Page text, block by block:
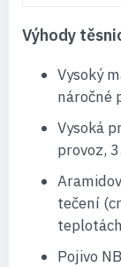
Výhody
Vysoký
náročné
Vysoká
provoz,
tečení
Pojivo